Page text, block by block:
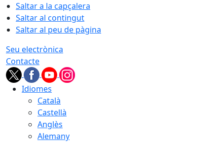
Saltar a la capçalera
Saltar al contingut
Saltar al peu de pàgina
Seu electrònica
Contacte
Idiomes
Català
Castellà
Anglès
Alemany